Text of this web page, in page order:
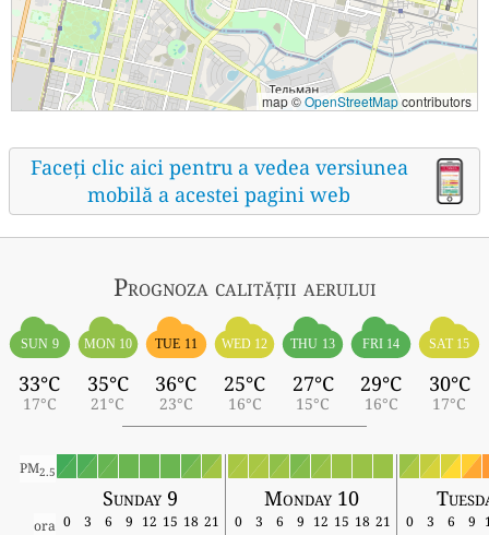
map ©OpenStreetMapcontributors
Faceți clic aici pentru a vedea versiunea
mobilă a acestei pagini web
Prognoza calității aerului
SUN 9
33°C
17°C
MON 10
35°C
21°C
TUE 11
36°C
23°C
WED 12
25°C
16°C
THU 13
27°C
15°C
FRI 14
29°C
16°C
SAT 15
30°C
17°C
PM2.5
Sunday 9 Monday 10
ora 0 3 6 9 12 15 18 21 0 3 6 9 12 15 18 21 0 3 6 9